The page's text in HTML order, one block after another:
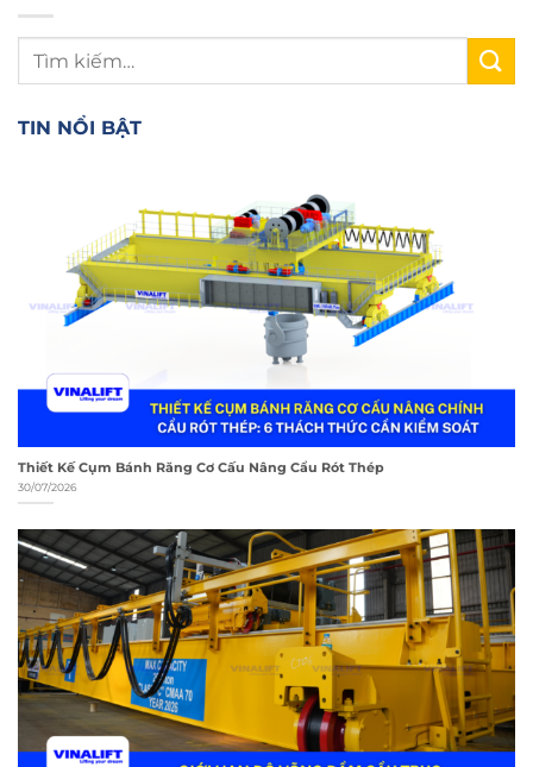
TIN NỔI BẬT
Thiết Kế Cụm Bánh Răng Cơ Cấu Nâng Cẩu Rót Thép
30/07/2026